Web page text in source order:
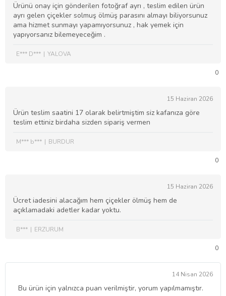
Ürünü onay için gönderilen fotoğraf ayrı , teslim edilen ürün
ayrı gelen çiçekler solmuş ölmüş parasını almayı biliyorsunuz
ama hizmet sunmayı yapamıyorsunuz , hak yemek için
yapıyorsanız bilemeyeceğim .
E*** D*** YALOVA
0
15 Haziran 2026
Ürün teslim saatini 17 olarak belirtmiştim siz kafanıza göre
teslim ettiniz birdaha sizden sipariş vermen
M*** b*** BURDUR
0
15 Haziran 2026
Ücret iadesini alacağım hem çiçekler ölmüş hem de
açıklamadaki adetler kadar yoktu.
B*** ERZURUM
0
14 Nisan 2026
Bu ürün için yalnızca puan verilmiştir, yorum yapılmamıştır.